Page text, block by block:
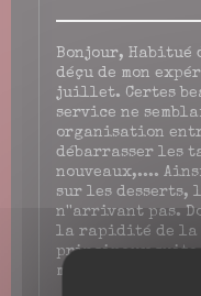
Bonjour, Habitué
déçu de mon
juillet. Certes
service ne
organisation
débarrasser les
nouveaux,....
sur les desserts,
n''arrivant pas.
la rapidité de la
principaux suite
mieux la